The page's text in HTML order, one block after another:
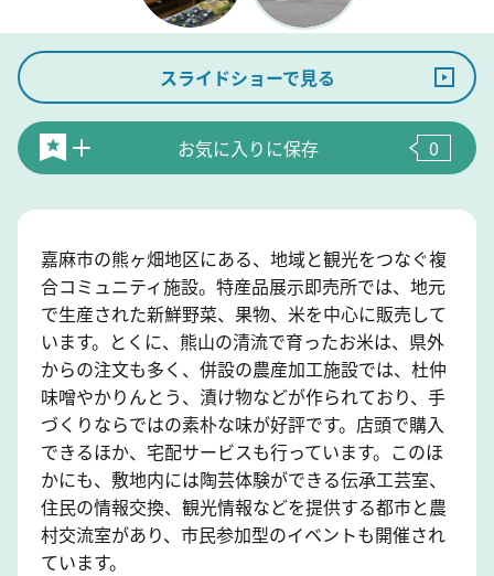
スライドショーで見る
お気に入りに保存 0
嘉麻市の熊ヶ畑地区にある、地域と観光をつなぐ複
合コミュニティ施設。特産品展示即売所では、地元
で生産された新鮮野菜、果物、米を中心に販売して
います。とくに、熊山の清流で育ったお米は、県外
からの注文も多く、併設の農産加工施設では、杜仲
味噌やかりんとう、漬け物などが作られており、手
づくりならではの素朴な味が好評です。店頭で購入
できるほか、宅配サービスも行っています。このほ
かにも、敷地内には陶芸体験ができる伝承工芸室、
住民の情報交換、観光情報などを提供する都市と農
村交流室があり、市民参加型のイベントも開催され
ています。